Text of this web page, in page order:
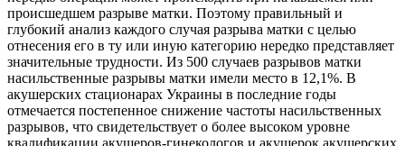
происшедшем разрыве матки. Поэтому правильный и
глубокий анализ каждого случая разрыва матки с целью
отнесения его в ту или иную категорию нередко представляет
значительные трудности. Из 500 случаев разрывов матки
насильственные разрывы матки имели место в 12,1%. В
акушерских стационарах Украины в последние годы
отмечается постепенное снижение частоты насильственных
разрывов, что свидетельствует о более высоком уровне
квалификации акушеров-гинекологов и акушерок акушерских